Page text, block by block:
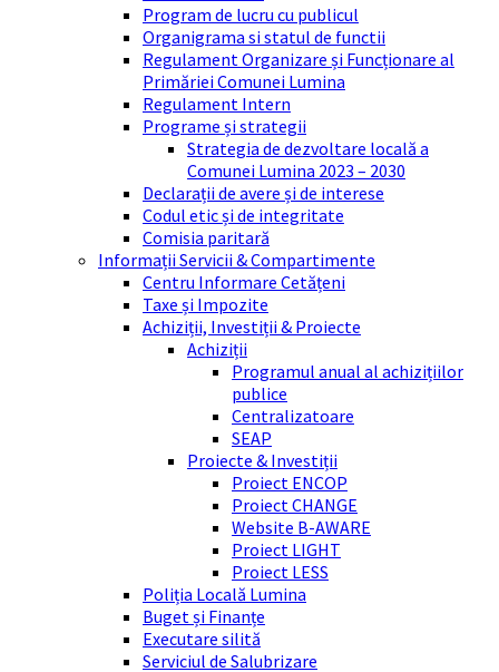
Program de lucru cu publicul
Organigrama si statul de functii
Regulament Organizare și Funcționare al
Primăriei Comunei Lumina
Regulament Intern
Programe și strategii
Strategia de dezvoltare locală a
Comunei Lumina 2023 – 2030
Declarații de avere și de interese
Codul etic și de integritate
Comisia paritară
Informații Servicii & Compartimente
Centru Informare Cetățeni
Taxe și Impozite
Achiziții, Investiții & Proiecte
Achiziții
Programul anual al achizițiilor
publice
Centralizatoare
SEAP
Proiecte & Investiții
Proiect ENCOP
Proiect CHANGE
Website B-AWARE
Proiect LIGHT
Proiect LESS
Poliția Locală Lumina
Buget și Finanțe
Executare silită
Serviciul de Salubrizare